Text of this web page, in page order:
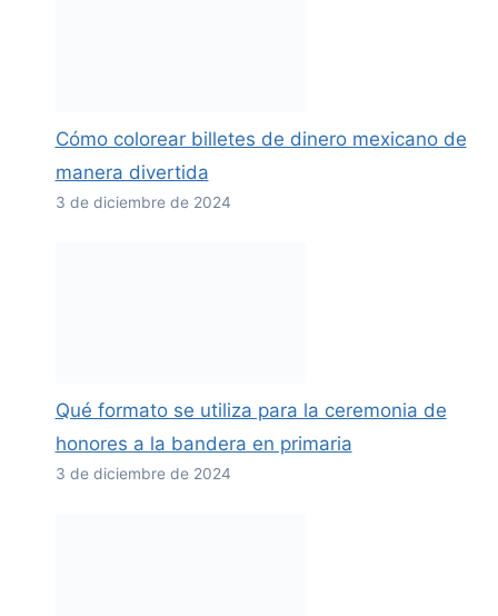
Cómo colorear billetes de dinero mexicano de
manera divertida
3 de diciembre de 2024
Qué formato se utiliza para la ceremonia de
honores a la bandera en primaria
3 de diciembre de 2024